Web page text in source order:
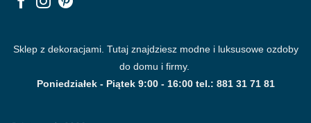
Sklep z dekoracjami. Tutaj znajdziesz modne i luksusowe ozdoby
do domu i firmy.
Poniedziałek - Piątek 9:00 - 16:00 tel.: 881 31 71 81